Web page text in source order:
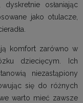
osłaniając
jako otulacze,
komfort zarówno w
dziecięcym. Ich
niezastąpiony
się do różnych
warto mieć zawsze